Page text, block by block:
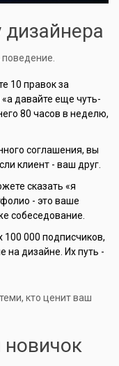
поведение.
10 правок за
давайте еще чуть-
80 часов в неделю,
соглашения, вы
клиент - ваш друг.
сказать «я
- это ваше
собеседование.
100 000 подписчиков,
на дизайне. Их путь -
кто ценит ваш
новичок